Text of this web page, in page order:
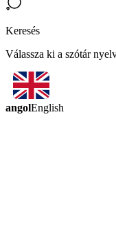
Keresés
Válassza ki a szótár
angolEnglish